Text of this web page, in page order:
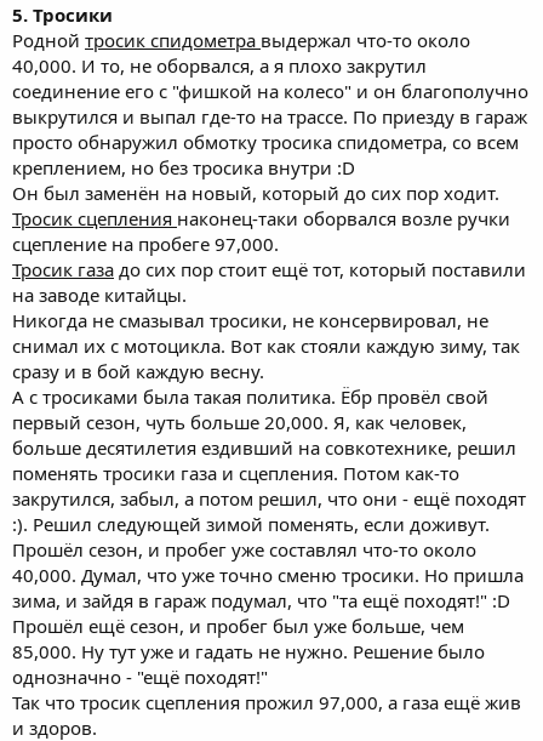
5. Тросики
Родной тросик спидометра выдержал что-то около
40,000. И то, не оборвался, а я плохо закрутил
соединение его с "фишкой на колесо" и он благополучно
выкрутился и выпал где-то на трассе. По приезду в гараж
просто обнаружил обмотку тросика спидометра, со всем
креплением, но без тросика внутри :D
Он был заменён на новый, который до сих пор ходит.
Тросик сцепления наконец-таки оборвался возле ручки
сцепление на пробеге 97,000.
Тросик газа до сих пор стоит ещё тот, который поставили
на заводе китайцы.
Никогда не смазывал тросики, не консервировал, не
снимал их с мотоцикла. Вот как стояли каждую зиму, так
сразу и в бой каждую весну.
А с тросиками была такая политика. Ёбр провёл свой
первый сезон, чуть больше 20,000. Я, как человек,
больше десятилетия ездивший на совкотехнике, решил
поменять тросики газа и сцепления. Потом как-то
закрутился, забыл, а потом решил, что они - ещё походят
:). Решил следующей зимой поменять, если доживут.
Прошёл сезон, и пробег уже составлял что-то около
40,000. Думал, что уже точно сменю тросики. Но пришла
зима, и зайдя в гараж подумал, что "та ещё походят!" :D
Прошёл ещё сезон, и пробег был уже больше, чем
85,000. Ну тут уже и гадать не нужно. Решение было
однозначно - "ещё походят!"
Так что тросик сцепления прожил 97,000, а газа ещё жив
и здоров.